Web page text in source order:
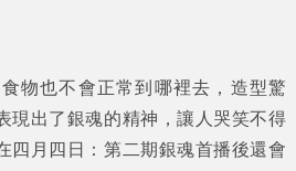
食物也不會正常到哪裡去，造型驚
現出了銀魂的精神，讓人哭笑不得
四月四日：第二期銀魂首播後還會